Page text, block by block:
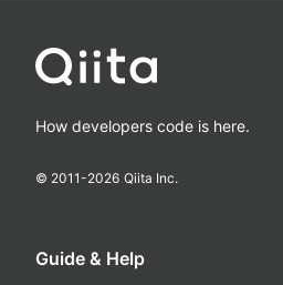
How developers code is here.
© 2011-2026 Qiita Inc.
Guide & Help